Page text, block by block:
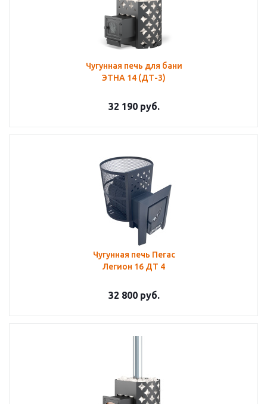
Чугунная печь для бани
ЭТНА 14 (ДТ-3)
32 190руб.
Чугунная печь Пегас
Легион 16 ДТ 4
32 800руб.